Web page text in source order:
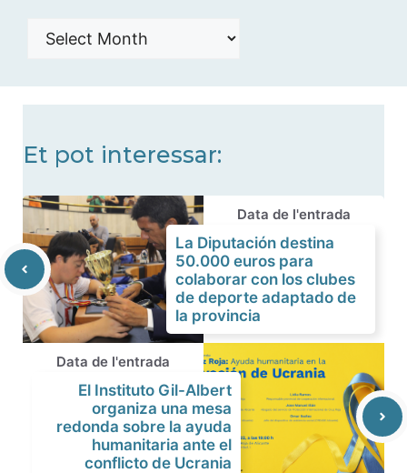
Histórico
Et pot interessar:
Data de l'entrada
La Diputación destina
50.000 euros para
colaborar con los clubes
de deporte adaptado de
la provincia
Data de l'entrada
El Instituto Gil-Albert
organiza una mesa
redonda sobre la ayuda
humanitaria ante el
conflicto de Ucrania